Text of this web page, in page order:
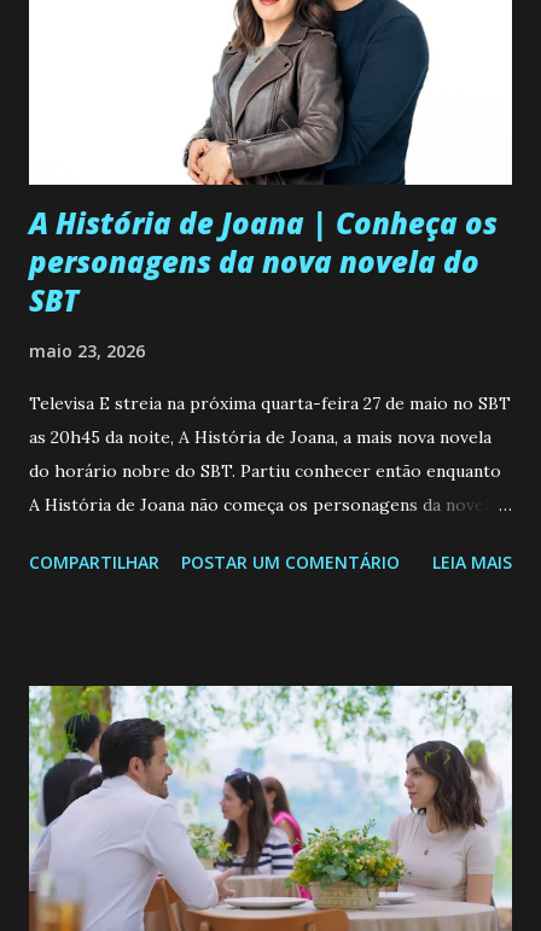
A História de Joana | Conheça os
personagens da nova novela do
SBT
maio 23, 2026
Televisa E streia na próxima quarta-feira 27 de maio no SBT
as 20h45 da noite, A História de Joana, a mais nova novela
do horário nobre do SBT. Partiu conhecer então enquanto
A História de Joana não começa os personagens da novela?
de 25/05/26 a 31/05/26 JOANA GUADALUPE (Camila
permanecer virgem até encontrar o homem que realmente
ama, o que não é fácil, já que dedica todas as suas energias a
se aprimorar, trabalhando, estudando e se orgulhando de
ser a primeira mulher da família a ingressar na
universidade. Ela tem uma personalidade muito alegre, é
muito madura para a idade, determinada, criativa e
empática. Detesta injustiças e é uma ótima amiga. Pode ser
COMPARTILHAR POSTAR UM COMENTÁRIO LEIA MAIS